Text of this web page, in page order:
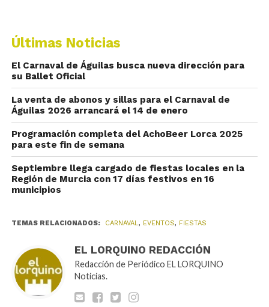
Últimas Noticias
El Carnaval de Águilas busca nueva dirección para
su Ballet Oficial
La venta de abonos y sillas para el Carnaval de
Águilas 2026 arrancará el 14 de enero
Programación completa del AchoBeer Lorca 2025
para este fin de semana
Septiembre llega cargado de fiestas locales en la
Región de Murcia con 17 días festivos en 16
municipios
TEMAS RELACIONADOS: CARNAVAL, EVENTOS, FIESTAS
EL LORQUINO REDACCIÓN
Redacción de Periódico EL LORQUINO
Noticias.